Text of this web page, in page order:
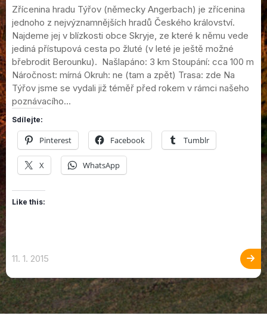
Zřícenina hradu Týřov (německy Angerbach) je zřícenina
jednoho z nejvýznamnějších hradů Českého království.
Najdeme jej v blízkosti obce Skryje, ze které k němu vede
jediná přístupová cesta po žluté (v leté je ještě možné
břebrodit Berounku). Našlapáno: 3 km Stoupání: cca 100 m
Náročnost: mírná Okruh: ne (tam a zpět) Trasa: zde Na
Týřov jsme se vydali již téměř před rokem v rámci našeho
poznávacího...
Sdílejte:
Pinterest Facebook Tumblr
X WhatsApp
Like this:
11. 1. 2015